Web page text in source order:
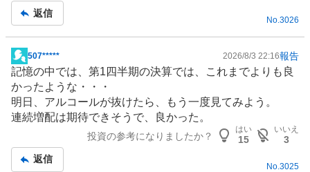
返信
No.3026
掲
示
板
記
事
507***** 2026/8/3 22:16報告
記憶の中では、第1四半期の決算では、これまでよりも良
かったような・・・
明日、アルコールが抜けたら、もう一度見てみよう。
連続増配は期待できそうで、良かった。
投資の参考になりましたか？
はい
15
いいえ
3
返信
No. 3025